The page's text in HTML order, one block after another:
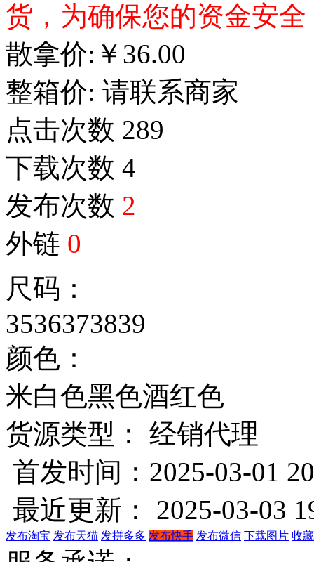
货，为确保您的资金安
散拿价: ￥ 36.00
整箱价: 请联系商家
点击次数 289
下载次数 4
发布次数 2
外链 0
尺码：
3536373839
颜色：
米白色黑色酒红色
货源类型： 经销代理
首发时间：2025-03-01
最近更新： 2025-03-03
发布淘宝 发布天猫 发拼多多 发布快手 发布微信 下载图片 收